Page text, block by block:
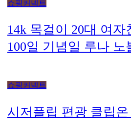
쇼핑커넥트
14k 목걸이 20대 여자
100일 기념일 루나 노
쇼핑커넥트
시저플립 편광 클립